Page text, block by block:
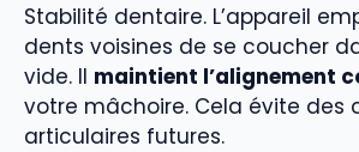
Stabilité dentaire. L’appareil
dents voisines de se coucher
vide. Il maintient l’alignement
votre mâchoire. Cela évite des
articulaires futures.